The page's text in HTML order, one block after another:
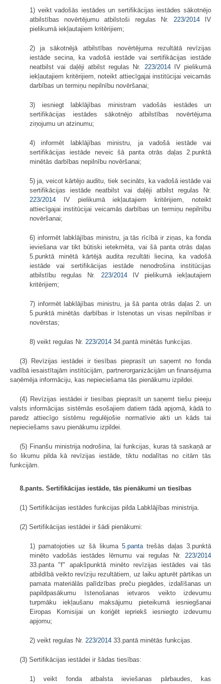
1) veikt vadošās iestādes un sertifikācijas iestādes sākotnējo
atbilstības novērtējumu atbilstoši regulas Nr. 223/2014IV
pielikumā iekļautajiem kritērijiem;
2) ja sākotnējā atbilstības novērtējuma rezultātā revīzijas
iestāde secina, ka vadošā iestāde vai sertifikācijas iestāde
neatbilst vai daļēji atbilst regulas Nr. 223/2014IV pielikumā
iekļautajiem kritērijiem, noteikt attiecīgajai institūcijai veicamās
darbības un termiņu nepilnību novēršanai;
3) iesniegt labklājības ministram vadošās iestādes un
sertifikācijas iestādes sākotnējo atbilstības novērtējuma
ziņojumu un atzinumu;
4) informēt labklājības ministru, ja vadošā iestāde vai
sertifikācijas iestāde neveic šā panta otrās daļas 2.punktā
minētās darbības nepilnību novēršanai;
5) ja, veicot kārtējo auditu, tiek secināts, ka vadošā iestāde vai
sertifikācijas iestāde neatbilst vai daļēji atbilst regulas Nr.
223/2014 IV pielikumā iekļautajiem kritērijiem, noteikt
attiecīgajai institūcijai veicamās darbības un termiņu nepilnību
novēršanai;
6) informēt labklājības ministru, ja tās rīcībā ir ziņas, ka fonda
ieviešana var tikt būtiski ietekmēta, vai šā panta otrās daļas
5.punktā minētā kārtējā audita rezultāti liecina, ka vadošā
iestāde vai sertifikācijas iestāde nenodrošina institūcijas
atbilstību regulas Nr. 223/2014IV pielikumā iekļautajiem
kritērijiem;
7) informēt labklājības ministru, ja šā panta otrās daļas 2. un
5.punktā minētās darbības ir īstenotas un visas nepilnības ir
novērstas;
8) veikt regulas Nr. 223/2014 34.pantā minētās funkcijas.
(3) Revīzijas iestādei ir tiesības pieprasīt un saņemt no fonda
vadībā iesaistītajām institūcijām, partnerorganizācijām un finansējuma
saņēmēja informāciju, kas nepieciešama tās pienākumu izpildei.
(4) Revīzijas iestādei ir tiesības pieprasīt un saņemt tiešu pieeju
valsts informācijas sistēmās esošajiem datiem tādā apjomā, kādā to
paredz attiecīgo sistēmu regulējošie normatīvie akti un kāds tai
nepieciešams savu pienākumu izpildei.
(5) Finanšu ministrija nodrošina, lai funkcijas, kuras tā saskaņā ar
šo likumu pilda kā revīzijas iestāde, tiktu nodalītas no citām tās
funkcijām.
8.pants. Sertifikācijas iestāde, tās pienākumi un tiesības
(1) Sertifikācijas iestādes funkcijas pilda Labklājības ministrija.
(2) Sertifikācijas iestādei ir šādi pienākumi:
1) pamatojoties uz šā likuma 5.pantatrešās daļas 3.punktā
minēto vadošās iestādes lēmumu vai regulas Nr. 223/2014
33.panta "f" apakšpunktā minēto revīzijas iestādes vai tās
atbildībā veikto revīziju rezultātiem, uz laiku apturēt pārtikas un
pamata materiālās palīdzības preču piegādes, izdalīšanas un
papildpasākumu īstenošanas ietvaros veikto izdevumu
turpmāku iekļaušanu maksājumu pieteikumā iesniegšanai
Eiropas Komisijai un koriģēt iepriekš iesniegto izdevumu
apjomu;
2) veikt regulas Nr. 223/2014 33.pantā minētās funkcijas.
(3) Sertifikācijas iestādei ir šādas tiesības:
1) veikt fonda atbalsta ieviešanas pārbaudes, kas